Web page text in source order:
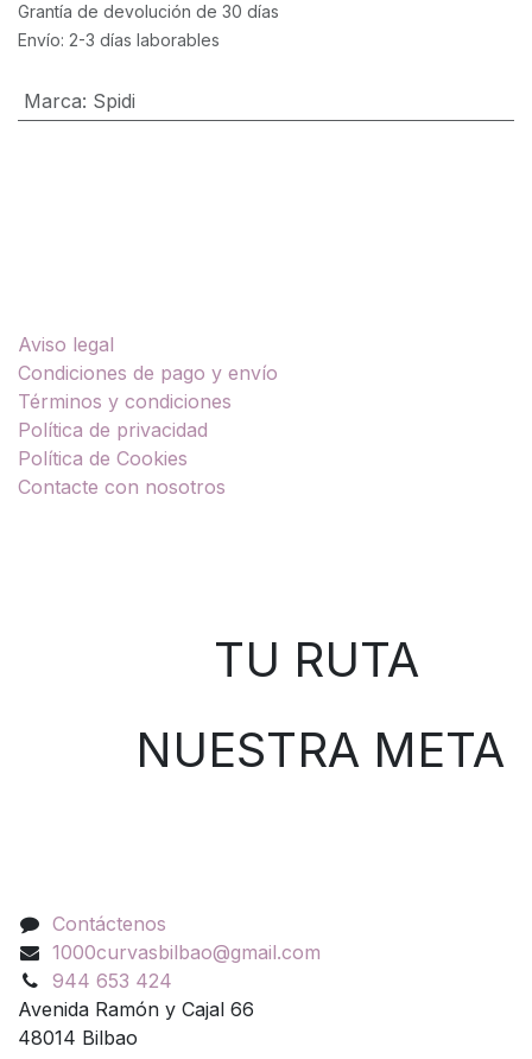
Grantía de devolución de 30 días
Envío: 2-3 días laborables
Marca: Spidi
Aviso legal
Condiciones de pago y envío
Términos y condiciones
Política de privacidad
Política de Cookies
Contacte con nosotros
TU RUTA
NUESTRA META
Contáctenos
1000curvasbilbao@gmail.com
944 653 424
Avenida Ramón y Cajal 66
48014 Bilbao